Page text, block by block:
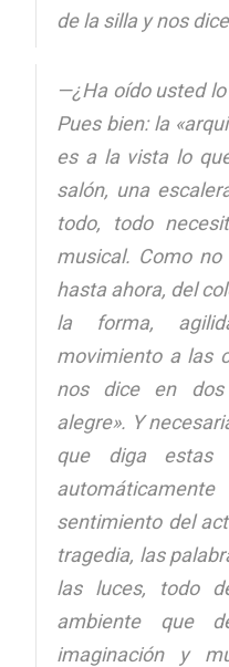
de la silla y nos
—¿Ha oído usted
Pues bien: la
es a la vista lo
salón, una
todo, todo
musical. Como
hasta ahora, del
la forma,
movimiento a las
nos dice en dos
alegre». Y
que diga estas
sentimiento del
tragedia, las
las luces, todo
ambiente que
imaginación y